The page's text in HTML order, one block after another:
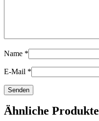
Name *
E-Mail *
Ähnliche Produkte